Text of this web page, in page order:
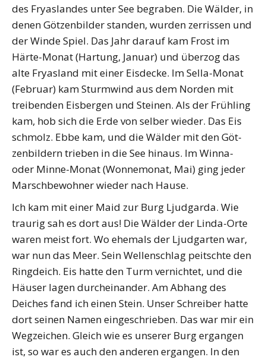
des Fryaslandes unter See begraben. Die Wälder, in
denen Göt­zenbilder standen, wurden zerrissen und
der Winde Spiel. Das Jahr darauf kam Frost im
Härte-Monat (Hartung, Januar) und überzog das
alte Fryasland mit einer Eisdecke. Im Sella-Monat
(Februar) kam Sturmwind aus dem Norden mit
treibenden Eisbergen und Steinen. Als der Frühling
kam, hob sich die Erde von selber wieder. Das Eis
schmolz. Ebbe kam, und die Wälder mit den Göt­
zenbildern trieben in die See hinaus. Im Winna-
oder Minne-Monat (Wonnemonat, Mai) ging jeder
Marschbewohner wieder nach Hause.
Ich kam mit einer Maid zur Burg Ljudgarda. Wie
traurig sah es dort aus! Die Wälder der Linda-Orte
waren meist fort. Wo ehemals der Ljudgarten war,
war nun das Meer. Sein Wellenschlag peitschte den
Ringdeich. Eis hatte den Turm vernichtet, und die
Häuser lagen durcheinander. Am Abhang des
Deiches fand ich einen Stein. Unser Schreiber hatte
dort seinen Namen eingeschrieben. Das war mir ein
Wegzeichen. Gleich wie es unserer Burg ergangen
ist, so war es auch den anderen ergangen. In den